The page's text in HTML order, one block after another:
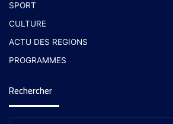
SPORT
CULTURE
ACTU DES REGIONS
PROGRAMMES
Rechercher